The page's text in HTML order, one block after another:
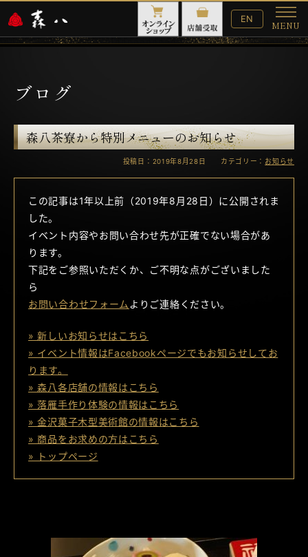
English
Website
EN
MENU
メ
ニ
ブログ
森八茶寮から特別メニューのお知らせ
投稿日：2019年8月28日 カテゴリー： お知らせ
この記事は1年以上前（2019年8月28日）に公開されま
した。
イベント内容やお問い合わせ先が正確でない場合があ
ります。
下記をご参照いただくか、ご不明な点がございました
ら
お問い合わせフォーム よりご連絡ください。
» 新しいお知らせはこちら
» イベント情報はFacebookページでもお知らせしてお
ります。
» 森八各店舗の情報はこちら
» 落雁手作り体験の情報はこちら
» 金沢菓子木型美術館の情報はこちら
» 商品をお求めの方はこちら
» トップページ